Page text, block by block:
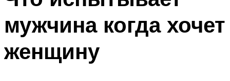
мужчина когда хочет
женщину